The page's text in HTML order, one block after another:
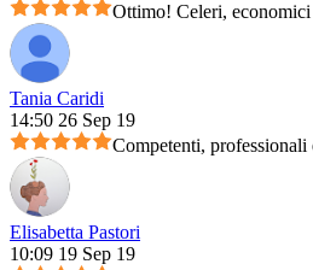
Ottimo! Celeri,
Tania Caridi
14:50 26 Sep 19
Competenti, professionali
Elisabetta Pastori
10:09 19 Sep 19